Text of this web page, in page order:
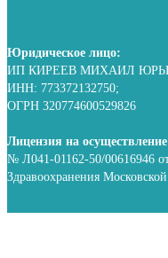
Юридическое лицо:
ИП КИРЕЕВ МИХАИЛ
ИНН: 773372132750;
ОГРН 320774600529826
Лицензия на
№ Л041-01162-50/00616946
Здравоохранения